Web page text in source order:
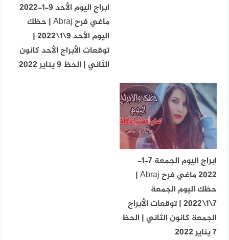
ابراج اليوم الأحد 9-1-2022
ماغي فرح Abraj | حظك
اليوم الأحد 9\1\2022 |
توقعات الأبراج الأحد كانون
الثاني | الحظ 9 يناير 2022
ابراج اليوم الجمعة 7-1-
2022 ماغي فرح Abraj |
حظك اليوم الجمعة
7\1\2022 | توقعات الأبراج
الجمعة كانون الثاني | الحظ
7 يناير 2022